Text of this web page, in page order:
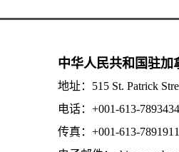
中华人民共和国驻加
地址：515 St. Patrick
电话：+001-613-7893434
传真：+001-613-7891911